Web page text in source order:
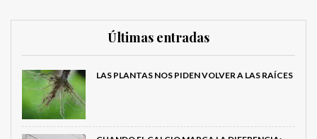
Últimas entradas
LAS PLANTAS NOS PIDEN VOLVER A LAS RAÍCES